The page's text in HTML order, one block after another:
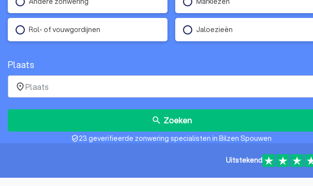
Rol- of vouwgordijnen Jaloezieën
Plaats
place
search Zoeken
verified_user23 geverifieerde zonwering specialisten in Bilzen Spouwen
Uitstekend